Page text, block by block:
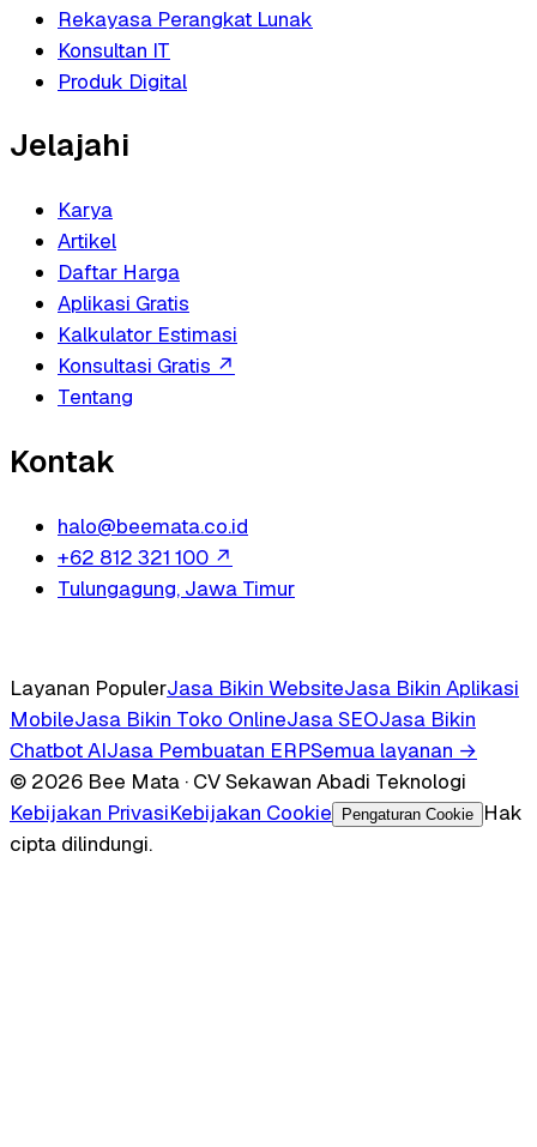
Rekayasa Perangkat Lunak
Konsultan IT
Produk Digital
Jelajahi
Karya
Artikel
Daftar Harga
Aplikasi Gratis
Kalkulator Estimasi
Konsultasi Gratis ↗
Tentang
Kontak
halo@beemata.co.id
+62 812 321 100 ↗
Tulungagung, Jawa Timur
Layanan PopulerJasa Bikin WebsiteJasa Bikin Aplikasi
MobileJasa Bikin Toko OnlineJasa SEOJasa Bikin
Chatbot AIJasa Pembuatan ERPSemua layanan →
© 2026 Bee Mata · CV Sekawan Abadi Teknologi
Kebijakan PrivasiKebijakan Cookie Pengaturan Cookie
Hak
cipta dilindungi.